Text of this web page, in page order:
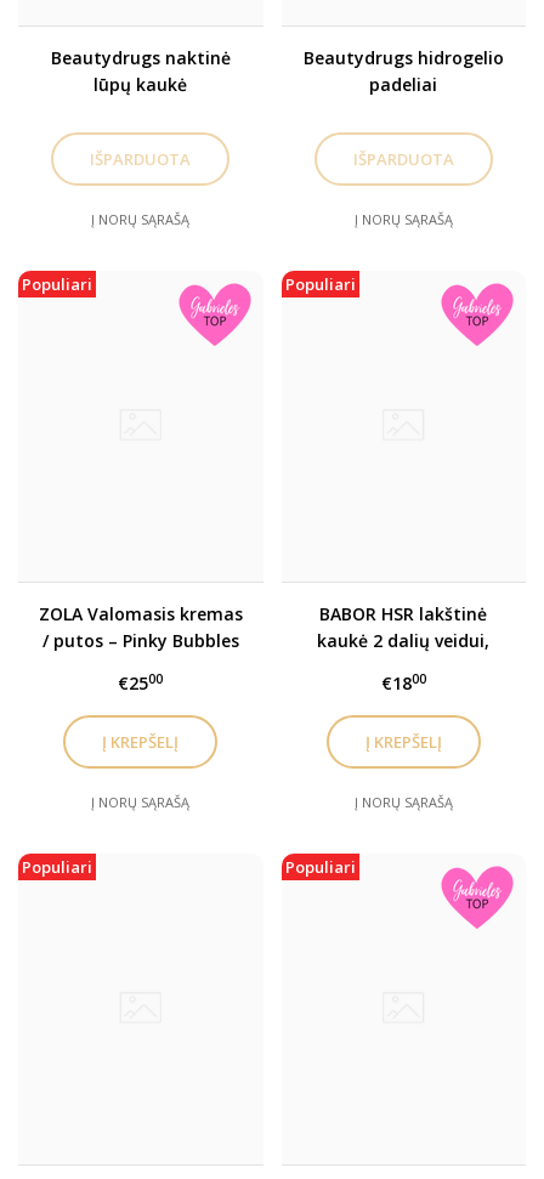
Beautydrugs naktinė
lūpų kaukė
Į NORŲ SĄRAŠĄ
Beautydrugs hidrogelio
padeliai
Į NORŲ SĄRAŠĄ
Populiari
ZOLA Valomasis kremas
/ putos – Pinky Bubbles
€2500
Į KREPŠELĮ
Į NORŲ SĄRAŠĄ
Populiari
BABOR HSR lakštinė
kaukė 2 dalių veidui,
€1800
Į KREPŠELĮ
Į NORŲ SĄRAŠĄ
Populiari Populiari